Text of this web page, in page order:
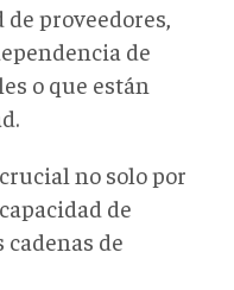
proveedores,
de
o que están
no solo por
de
de